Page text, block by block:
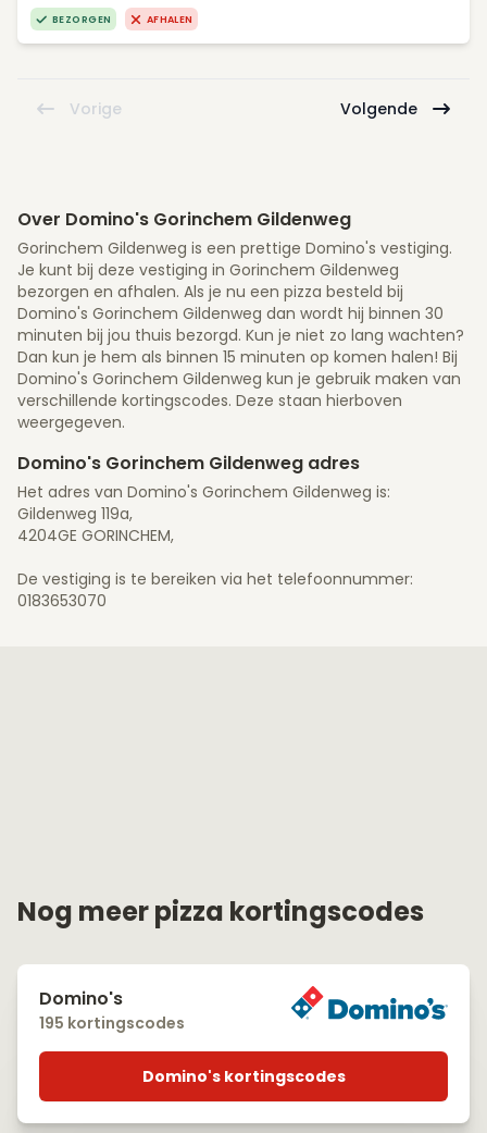
BEZORGEN AFHALEN
Vorige Volgende
Over Domino's Gorinchem Gildenweg
Gorinchem Gildenweg is een prettige Domino's vestiging.
Je kunt bij deze vestiging in Gorinchem Gildenweg
bezorgen en afhalen. Als je nu een pizza besteld bij
Domino's Gorinchem Gildenweg dan wordt hij binnen 30
minuten bij jou thuis bezorgd. Kun je niet zo lang wachten?
Dan kun je hem als binnen 15 minuten op komen halen! Bij
Domino's Gorinchem Gildenweg kun je gebruik maken van
verschillende kortingscodes. Deze staan hierboven
weergegeven.
Domino's Gorinchem Gildenweg adres
Het adres van Domino's Gorinchem Gildenweg is:
Gildenweg 119a,
4204GE GORINCHEM,
De vestiging is te bereiken via het telefoonnummer:
0183653070
Nog meer pizza kortingscodes
Domino's
195 kortingscodes
Domino's kortingscodes